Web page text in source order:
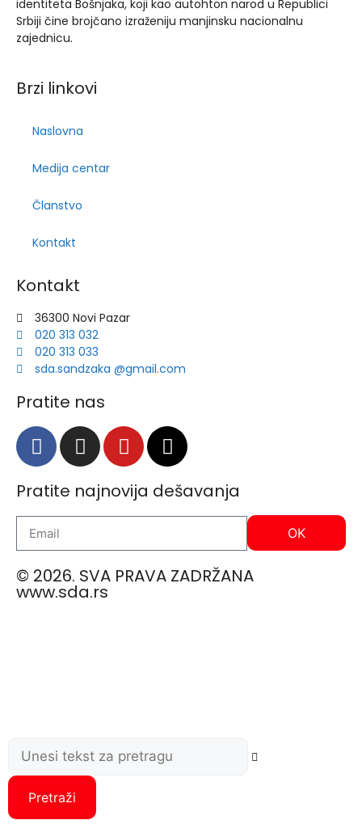
identiteta Bošnjaka, koji kao autohton narod u Republici
Srbiji čine brojčano izraženiju manjinsku nacionalnu
zajednicu.
Brzi linkovi
Naslovna
Medija centar
Članstvo
Kontakt
Kontakt
36300 Novi Pazar
020 313 032
020 313 033
sda.sandzaka @gmail.com
Pratite nas
Pratite najnovija dešavanja
OK
© 2026. SVA PRAVA ZADRŽANA
www.sda.rs
Pretraži